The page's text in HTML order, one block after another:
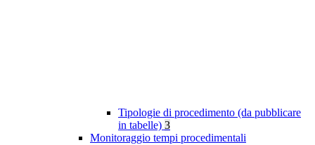
Tipologie di procedimento (da pubblicare
in tabelle) 3
Monitoraggio tempi procedimentali